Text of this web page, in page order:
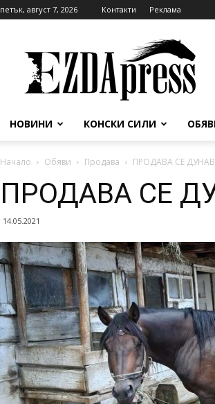
петък, август 7, 2026 Контакти Реклама
НОВИНИ КОНСКИ СИЛИ
Начало Обяви Продава ПРОДАВА СЕ
ПРОДАВА СЕ
14.05.2021